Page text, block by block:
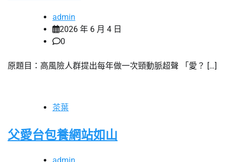
admin
2026 年 6 月 4 日
0
原題目：高風險人群提出每年做一次頸動脈超聲 「愛？ […]
茶葉
父愛台包養網站如山